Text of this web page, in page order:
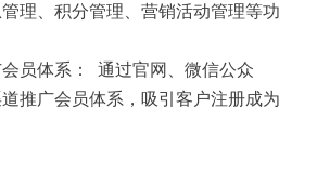
理、积分管理、营销活动管理等功
员体系： 通过官网、微信公众
推广会员体系，吸引客户注册成为